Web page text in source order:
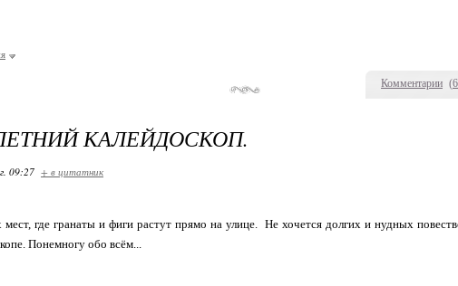
Комментарии (6
КАЛЕЙДОСКОП.
09:27 + в цитатник
где гранаты и фиги растут прямо на улице. Не хочется долгих и нудных
Понемногу обо всём...